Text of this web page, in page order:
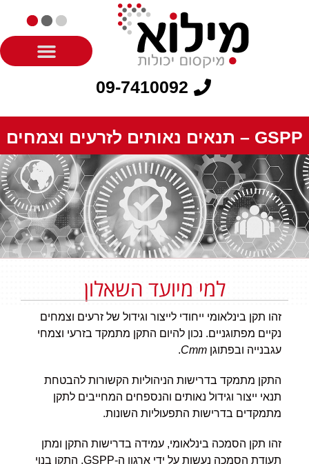
09-7410092
GSPP – תנאים נאותים לזרעים וצמחים
למי מיועד השאלון
זהו תקן בינלאומי ייחודי לייצור וגידול של זרעים וצמחים
נקיים מפתוגניים. נכון להיום התקן מתמקד בזרעי וצמחי
עגבנייה ובפתוגן Cmm
.
התקן מתמקד בדרישות הניהוליות הקשורות להבטחת
תנאי ייצור וגידול נאותים והנספחים המחייבים לתקן
מתמקדים בדרישות התפעוליות השונות.
זהו תקן הסמכה בינלאומי, עמידה בדרישות התקן ומתן
תעודת הסמכה נעשות על ידי ארגון ה-GSPP. התקן בנוי